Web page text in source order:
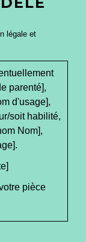
légale et
parenté],
d'usage],
soit habilité,
Nom],
pièce